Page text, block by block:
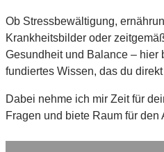
Ob Stressbewältigung,
Krankheitsbilder oder
Gesundheit und Balance – hier
fundiertes Wissen, das du
Dabei nehme ich mir Zeit für
Fragen und biete Raum für den